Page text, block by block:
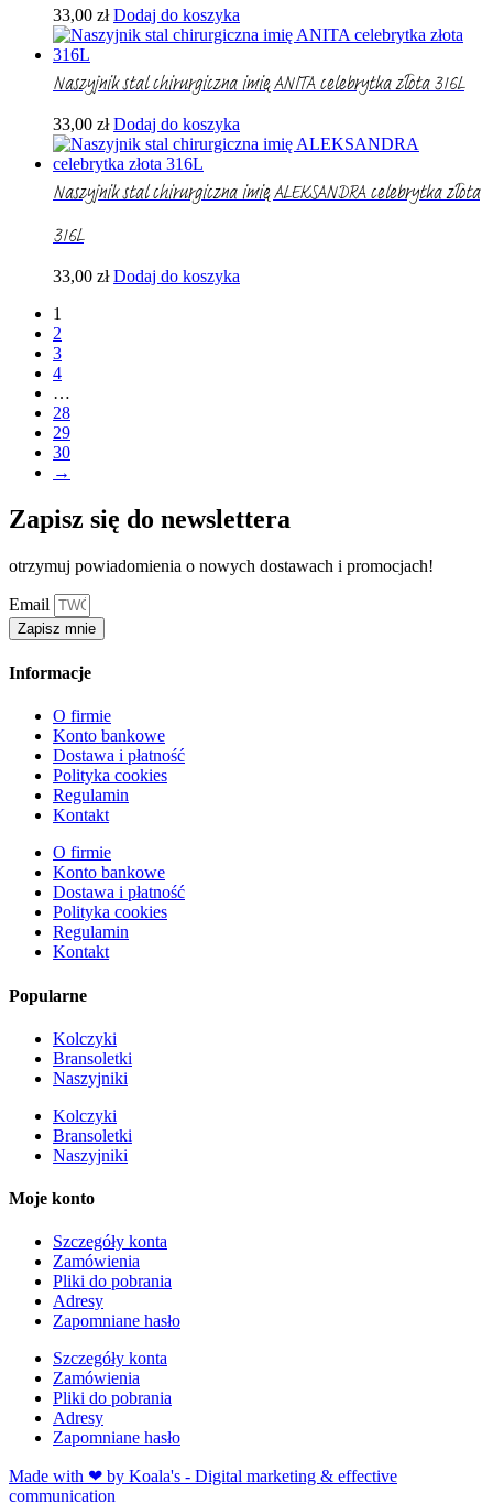
33,00 zł Dodaj do koszyka
Naszyjnik stal chirurgiczna imię ANITA celebrytka złota 316L
33,00 zł Dodaj do koszyka
Naszyjnik stal chirurgiczna imię ALEKSANDRA celebrytka złota
316L
33,00 zł Dodaj do koszyka
1
2
3
4
…
28
29
30
→
Zapisz się do newslettera
otrzymuj powiadomienia o nowych dostawach i promocjach!
Email
Zapisz mnie
Informacje
O firmie
Konto bankowe
Dostawa i płatność
Polityka cookies
Regulamin
Kontakt
O firmie
Konto bankowe
Dostawa i płatność
Polityka cookies
Regulamin
Kontakt
Popularne
Kolczyki
Bransoletki
Naszyjniki
Kolczyki
Bransoletki
Naszyjniki
Moje konto
Szczegóły konta
Zamówienia
Pliki do pobrania
Adresy
Zapomniane hasło
Szczegóły konta
Zamówienia
Pliki do pobrania
Adresy
Zapomniane hasło
Made with ❤ by Koala's - Digital marketing & effective
communication